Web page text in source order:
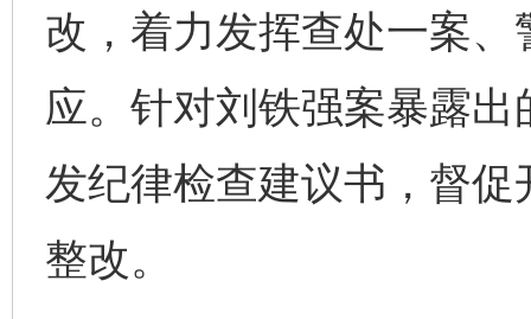
改，着力发挥查处一案
应。针对刘铁强案暴露
发纪律检查建议书，督
整改。